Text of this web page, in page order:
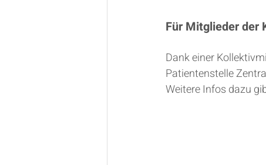
Für Mitglieder der
Dank einer
Patientenstelle
Weitere Infos dazu